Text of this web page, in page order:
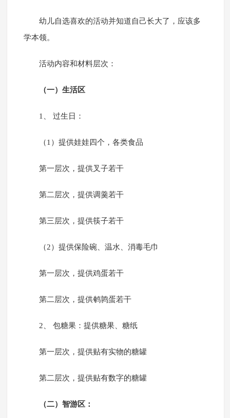
幼儿自选喜欢的活动并知道自己长大了，应该多
学本领。
活动内容和材料层次：
（一）生活区
1、 过生日：
（1）提供娃娃四个，各类食品
第一层次，提供叉子若干
第二层次，提供调羹若干
第三层次，提供筷子若干
（2）提供保险碗、温水、消毒毛巾
第一层次，提供鸡蛋若干
第二层次，提供鹌鹑蛋若干
2、 包糖果：提供糖果、糖纸
第一层次，提供贴有实物的糖罐
第二层次，提供贴有数字的糖罐
（二）智游区：